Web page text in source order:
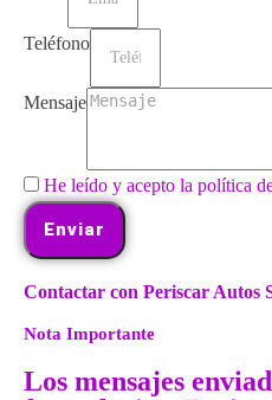
Teléfono
Mensaje
He leído y acepto la política
Enviar
Contactar con Periscar Autos
Nota Importante
Los mensajes